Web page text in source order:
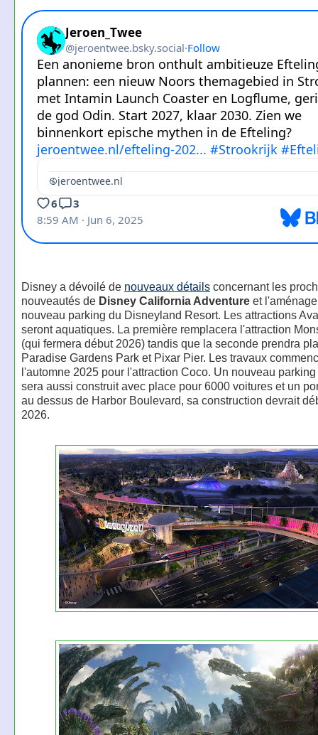
Disney a dévoilé de nouveaux détailsconcernant les
nouveautés de Disney California Adventureet
nouveau parking du Disneyland Resort. Les attractions
seront aquatiques. La première remplacera l'attraction
(qui fermera début 2026) tandis que la seconde prendra
Paradise Gardens Park et Pixar Pier. Les travaux
l'automne 2025 pour l'attraction Coco. Un nouveau
sera aussi construit avec place pour 6000 voitures et un
au dessus de Harbor Boulevard, sa construction devrait
2026.